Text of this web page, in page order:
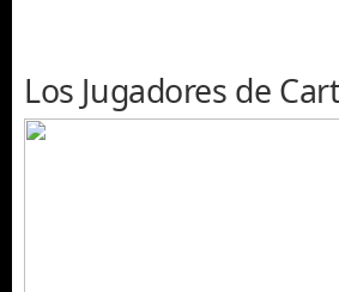
Los Jugadores de